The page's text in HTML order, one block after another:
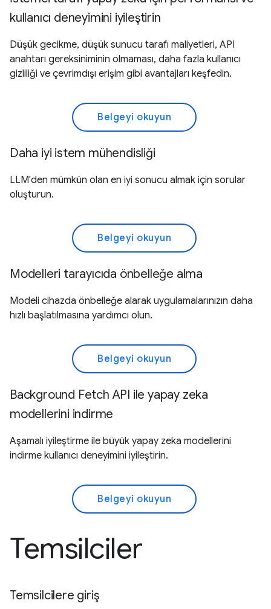
kullanıcı deneyimini iyileştirin
Düşük gecikme, düşük sunucu tarafı maliyetleri, API
anahtarı gereksiniminin olmaması, daha fazla kullanıcı
gizliliği ve çevrimdışı erişim gibi avantajları keşfedin.
Belgeyi okuyun
Daha iyi istem mühendisliği
LLM'den mümkün olan en iyi sonucu almak için sorular
oluşturun.
Belgeyi okuyun
Modelleri tarayıcıda önbelleğe alma
Modeli cihazda önbelleğe alarak uygulamalarınızın daha
hızlı başlatılmasına yardımcı olun.
Belgeyi okuyun
Background Fetch API ile yapay zeka
modellerini indirme
Aşamalı iyileştirme ile büyük yapay zeka modellerini
indirme kullanıcı deneyimini iyileştirin.
Belgeyi okuyun
Temsilciler
Temsilcilere giriş